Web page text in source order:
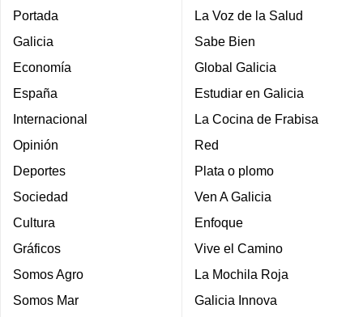
Portada
Galicia
Economía
España
Internacional
Opinión
Deportes
Sociedad
Cultura
Gráficos
Somos Agro
Somos Mar
La Voz de la Salud
Sabe Bien
Global Galicia
Estudiar en Galicia
La Cocina de Frabisa
Red
Plata o plomo
Ven A Galicia
Enfoque
Vive el Camino
La Mochila Roja
Galicia Innova